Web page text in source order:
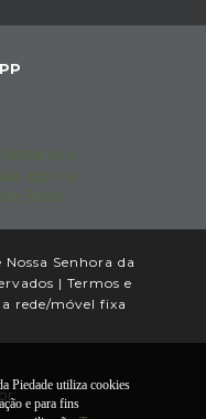
Senhora da
| Termos e
rede/móvel fixa
Piedade utiliza cookies
e para fins